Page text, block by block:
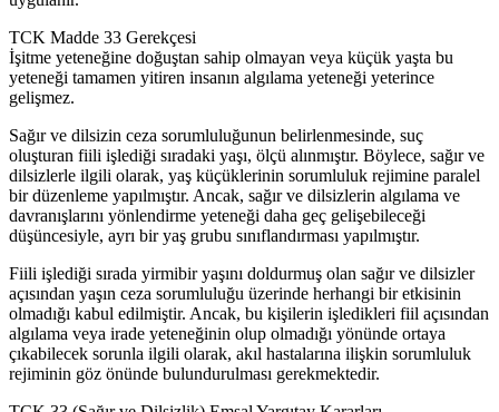
TCK Madde 33 Gerekçesi
İşitme yeteneğine doğuştan sahip olmayan veya küçük yaşta bu
yeteneği tamamen yitiren insanın algılama yeteneği yeterince
gelişmez.
Sağır ve dilsizin ceza sorumluluğunun belirlenmesinde, suç
oluşturan fiili işlediği sıradaki yaşı, ölçü alınmıştır. Böylece, sağır ve
dilsizlerle ilgili olarak, yaş küçüklerinin sorumluluk rejimine paralel
bir düzenleme yapılmıştır. Ancak, sağır ve dilsizlerin algılama ve
davranışlarını yönlendirme yeteneği daha geç gelişebileceği
düşüncesiyle, ayrı bir yaş grubu sınıflandırması yapılmıştır.
Fiili işlediği sırada yirmibir yaşını doldurmuş olan sağır ve dilsizler
açısından yaşın ceza sorumluluğu üzerinde herhangi bir etkisinin
olmadığı kabul edilmiştir. Ancak, bu kişilerin işledikleri fiil açısından
algılama veya irade yeteneğinin olup olmadığı yönünde ortaya
çıkabilecek sorunla ilgili olarak, akıl hastalarına ilişkin sorumluluk
rejiminin göz önünde bulundurulması gerekmektedir.